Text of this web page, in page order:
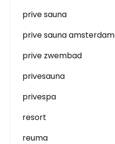
prive sauna
prive sauna amsterdam
prive zwembad
privesauna
privespa
resort
reuma